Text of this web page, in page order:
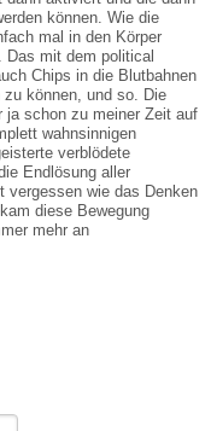
können. Wie die
mal in den Körper
Das mit dem political
Chips in die Blutbahnen
zu können, und so. Die
ja schon zu meiner Zeit auf
wahnsinnigen
verblödete
Endlösung aller
vergessen wie das Denken
diese Bewegung
mehr an